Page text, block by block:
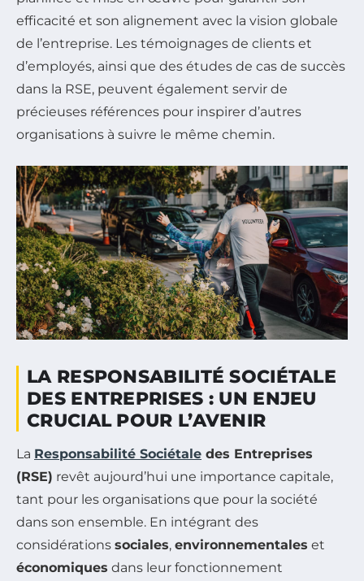
efficacité et son alignement avec la vision globale
de l’entreprise. Les témoignages de clients et
d’employés, ainsi que des études de cas de succès
dans la RSE, peuvent également servir de
précieuses références pour inspirer d’autres
organisations à suivre le même chemin.
LA RESPONSABILITÉ SOCIÉTALE
DES ENTREPRISES : UN ENJEU
CRUCIAL POUR L’AVENIR
La Responsabilité Sociétale des Entreprises
(RSE) revêt aujourd’hui une importance capitale,
tant pour les organisations que pour la société
dans son ensemble. En intégrant des
considérations sociales, environnementales et
économiques dans leur fonctionnement